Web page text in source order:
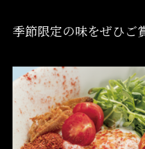
季節限定の味をぜひご